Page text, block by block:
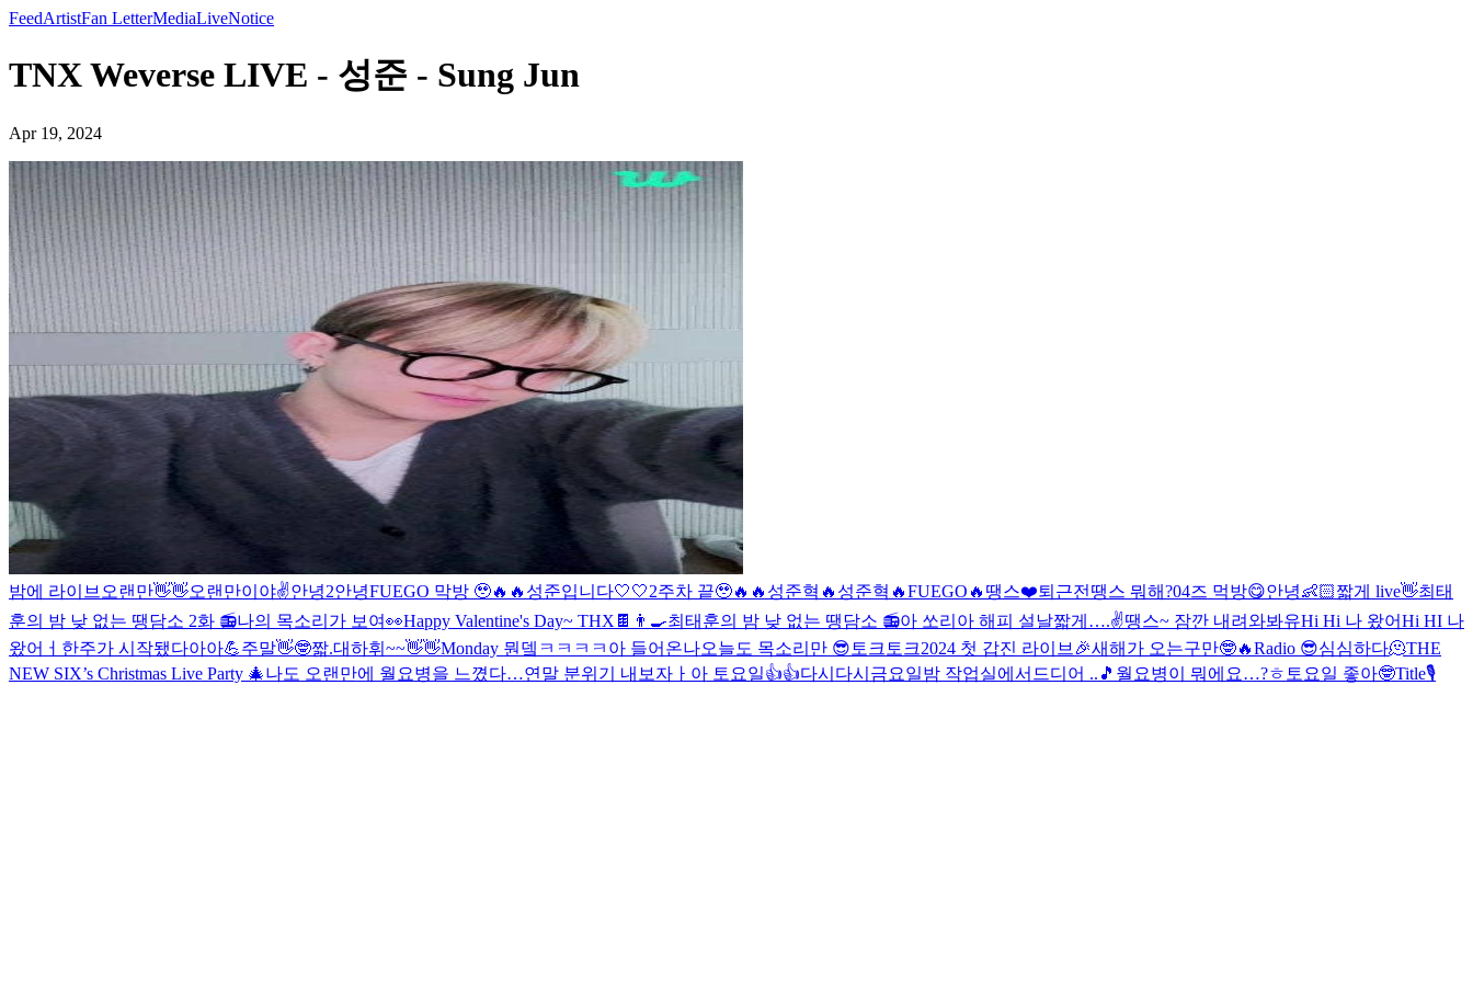
FeedArtistFan LetterMediaLiveNotice
TNX Weverse LIVE - 성준 - Sung Jun
Apr 19, 2024
밤에 라이브 오랜만👋👋오랜만이야✌️안녕2안녕FUEGO 막방 🥹🔥🔥 성준입니다🤍🤍2주차 끝🥹🔥🔥 성준혁🔥 성준혁🔥FUEGO🔥 땡스❤️퇴근전 땡스 뭐해?04즈 먹방😋안녕👶🏻짧게 live👋최태
훈의 밤 낮 없는 땡담소 2화 📻나의 목소리가 보여👀Happy Valentine's Day~ THX🍫👨‍🍳최태훈의 밤 낮 없는 땡담소 📻아 쏘리 아 해피 설날짧게….✌️땡스~ 잠깐 내려와봐유Hi Hi 나 왔어Hi HI 나
왔어ㅓ 한주가 시작됐다아아💪주말👋🤓짧.대하휘~~👋👋Monday 뭔뎈ㅋㅋㅋㅋ 아 들어온나오늘도 목소리만 😎 토크토크2024 첫 갑진 라이브🎉새해가 오는구만🤓🔥Radio 😎심심하다🫠THE
NEW SIX’s Christmas Live Party 🎄나도 오랜만에 월요병을 느꼈다…연말 분위기 내보자ㅏ 아 토요일👍👍다시다시 금요일밤 작업실에서 드디어 ..🎵 월요병이 뭐에요…?ㅎ 토요일 좋아🤓Title🎙